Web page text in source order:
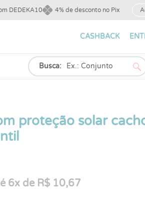
DEDEKA10 4% de desconto no Pix
CASHBACK
Busca:
proteção solar
6x de R$ 10,67